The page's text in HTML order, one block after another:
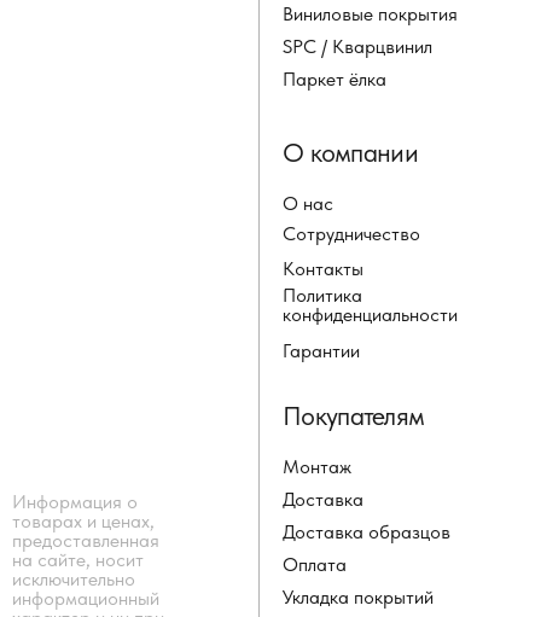
Информация о
товарах и ценах,
предоставленная
на сайте, носит
исключительно
информационный
Виниловые покрытия
SPC / Кварцвинил
Паркет ёлка
О нас
Сотрудничество
Контакты
Политика
конфиденциальности
О компании
Монтаж
Доставка
Доставка образцов
Оплата
Покупателям
Укладка покрытий
Гарантии